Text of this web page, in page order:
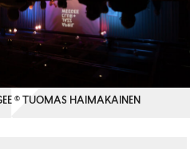
© TUOMAS HAIMAKAINEN